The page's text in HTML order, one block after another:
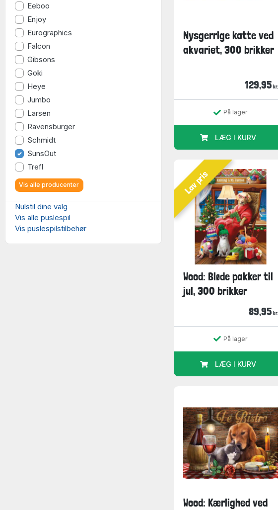
Eeboo
Enjoy
Eurographics
Falcon
Gibsons
Goki
Heye
Jumbo
Larsen
Ravensburger
Schmidt
SunsOut
Trefl
Vis alle producenter
Nulstil dine valg
Vis alle puslespil
Vis puslespilstilbehør
Nysgerrige katte ved
akvariet, 300 brikker
129,95 kr.
På lager
LÆG I KURV
Lav pris
Wood: Bløde pakker til
jul, 300 brikker
89,95 kr.
På lager
LÆG I KURV
Wood: Kærlighed ved